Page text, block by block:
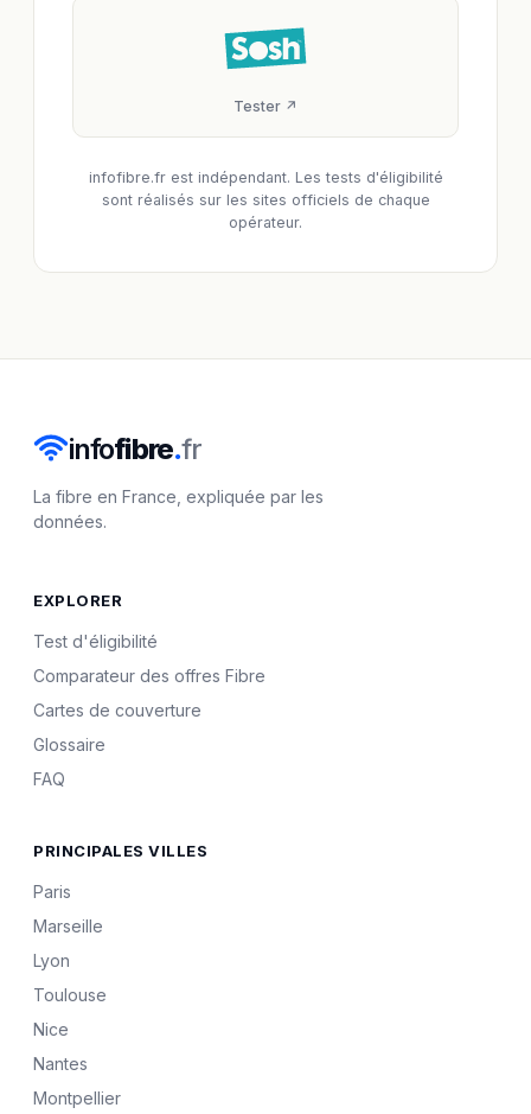
Tester ↗
infofibre.fr est indépendant. Les tests d'éligibilité
sont réalisés sur les sites officiels de chaque
opérateur.
infofibre.fr
La fibre en France, expliquée par les
données.
EXPLORER
Test d'éligibilité
Comparateur des offres Fibre
Cartes de couverture
Glossaire
FAQ
PRINCIPALES VILLES
Paris
Marseille
Lyon
Toulouse
Nice
Nantes
Montpellier